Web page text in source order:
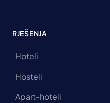
RJEŠENJA
Hoteli
Hosteli
Apart-hoteli